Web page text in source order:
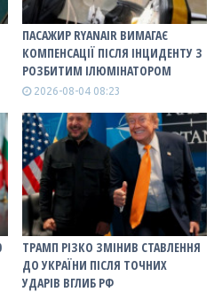
ПАСАЖИР RYANAIR ВИМАГАЄ
КОМПЕНСАЦІЇ ПІСЛЯ ІНЦИДЕНТУ З
РОЗБИТИМ ІЛЮМІНАТОРОМ
2026-08-04 08:23
ТРАМП РІЗКО ЗМІНИВ СТАВЛЕННЯ
ДО УКРАЇНИ ПІСЛЯ ТОЧНИХ
УДАРІВ ВГЛИБ РФ